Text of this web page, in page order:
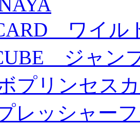
ワイル
ジャン
プリンセス
レッシャー